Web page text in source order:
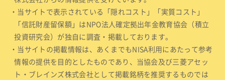
・当サイトで表示されている「隠れコスト」「実質コスト」
「信託財産留保額」はNPO法人確定拠出年金教育協会（積立
投資研究会）が独自に調査・掲載しております。
・当サイトの掲載情報は、あくまでもNISA利用にあたって参考
情報の提供を目的としたものであり、当協会及び三菱アセッ
ト・ブレインズ株式会社として掲載銘柄を推奨するものでは